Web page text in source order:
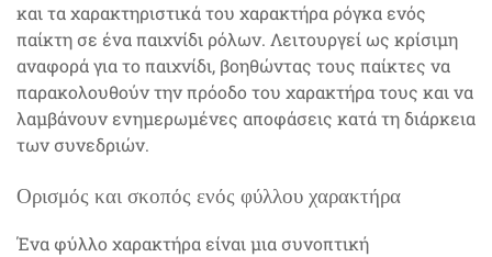
και τα χαρακτηριστικά του χαρακτήρα ρόγκα ενός
παίκτη σε ένα παιχνίδι ρόλων. Λειτουργεί ως κρίσιμη
αναφορά για το παιχνίδι, βοηθώντας τους παίκτες να
παρακολουθούν την πρόοδο του χαρακτήρα τους και να
λαμβάνουν ενημερωμένες αποφάσεις κατά τη διάρκεια
των συνεδριών.
Ορισμός και σκοπός ενός φύλλου χαρακτήρα
Ένα φύλλο χαρακτήρα είναι μια συνοπτική